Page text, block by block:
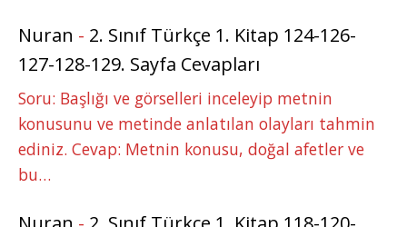
Nuran - 2. Sınıf Türkçe 1. Kitap 124-126-
127-128-129. Sayfa Cevapları
Soru: Başlığı ve görselleri inceleyip metnin
konusunu ve metinde anlatılan olayları tahmin
ediniz. Cevap: Metnin konusu, doğal afetler ve
bu…